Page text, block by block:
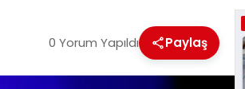
0 Yorum Yapıldı Paylaş